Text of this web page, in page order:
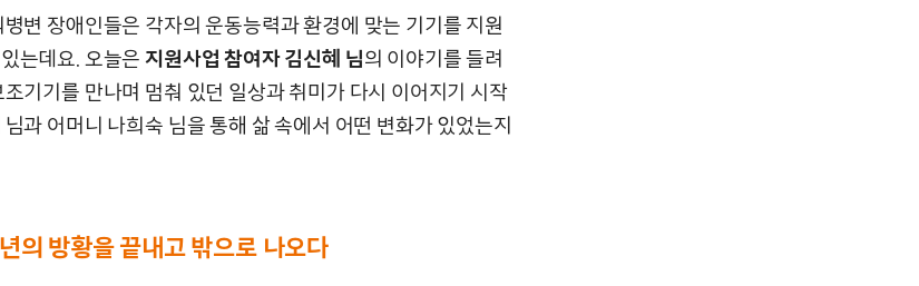
병변 장애인들은 각자의 운동능력과 환경에 맞는 기기를 지원
는데요. 오늘은 지원사업 참여자 김신혜 님의 이야기를 들려
기기를 만나며 멈춰 있던 일상과 취미가 다시 이어지기 시작
과 어머니 나희숙 님을 통해 삶 속에서 어떤 변화가 있었는지
의 방황을 끝내고 밖으로 나오다